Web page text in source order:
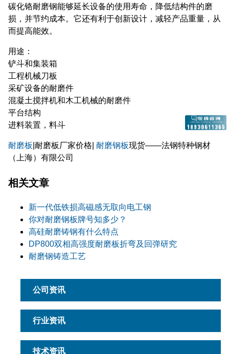
碳化铬耐磨钢能够延长设备的使用寿命，降低结构件的磨
损，并节约成本。它还有利于创新设计，减轻产品重量，从
而提高能效。
用途：
铲斗和集装箱
工程机械刀板
采矿设备的耐磨件
混凝土搅拌机和木工机械的耐磨件
平台结构
进料装置，料斗
耐磨板 |耐磨板厂家价格| 耐磨钢板现货——法钢特种钢材
（上海）有限公司
相关文章
新一代低铁损高磁感无取向电工钢
你对耐磨钢板牌号知多少？
高硅耐磨铸钢有什么特点
DP800双相高强度耐磨板折弯及回弹研究
耐磨钢铸造工艺
公司资讯
行业资讯
技术资讯